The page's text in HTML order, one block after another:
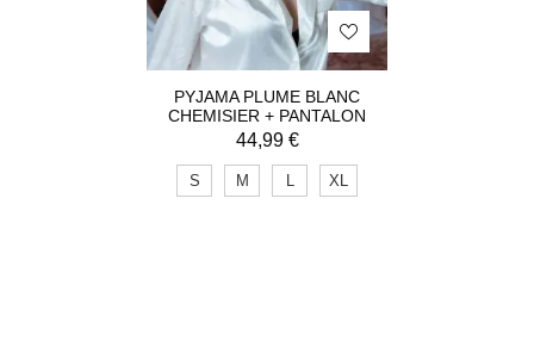
PYJAMA PLUME BLANC
CHEMISIER + PANTALON
44,99 €
S M L XL